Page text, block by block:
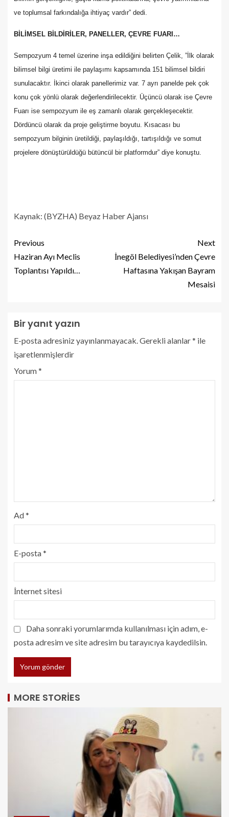
ve toplumsal farkındalığa ihtiyaç vardır” dedi.
BİLİMSEL BİLDİRİLER, PANELLER, ÇEVRE FUARI…
Sempozyum 4 temel üzerine inşa edildiğini belirten Çelik, ”İlk olarak
bilimsel bilgi üretimi ile paylaşımı kapsamında 151 bilimsel bildiri
sunulacaktır. İkinci olarak panellerimiz var. 7 ayrı panelde pek çok
konu çok yönlü olarak değerlendirilecektir. Üçüncü olarak ise Çevre
Fuarı ise sempozyum ile eş zamanlı olarak gerçekleşecektir.
Dördüncü olarak da proje geliştirme boyutu. Kısacası bu
sempozyum bilginin üretildiği, paylaşıldığı, tartışıldığı ve somut
projelere dönüştürüldüğü bütüncül bir platformdur” diye konuştu.
Kaynak: (BYZHA) Beyaz Haber Ajansı
Previous
Haziran Ayı Meclis
Toplantısı Yapıldı…
Next
İnegöl Belediyesi’nden Çevre
Haftasına Yakışan Bayram
Mesaisi
Bir yanıt yazın
E-posta adresiniz yayınlanmayacak. Gerekli alanlar* ile
işaretlenmişlerdir
Yorum*
Ad*
E-posta*
İnternet sitesi
Daha sonraki yorumlarımda kullanılması için adım, e-
posta adresim ve site adresim bu tarayıcıya kaydedilsin.
MORE STORIES